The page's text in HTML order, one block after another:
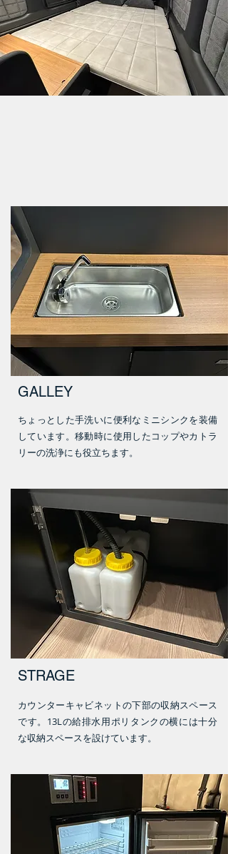
GALLEY
ちょっとした手洗いに便利なミニシンクを装備
しています。移動時に使用したコップやカトラ
リーの洗浄にも役立ちます。
STRAGE
カウンターキャビネットの下部の収納スペース
です。13Lの給排水用ポリタンクの横には十分
な収納スペースを設けています。